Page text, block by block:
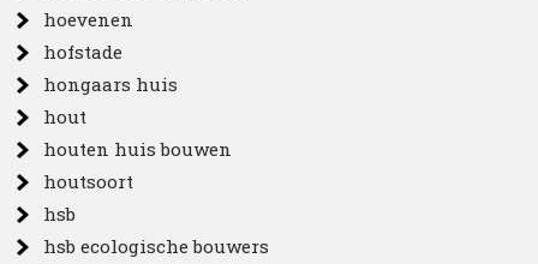
hoevenen
hofstade
hongaars huis
hout
houten huis bouwen
houtsoort
hsb
hsb ecologische bouwers